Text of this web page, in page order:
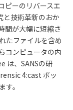
ピーのリバースエ
と技術革新のおか
間が大幅に短縮さ
たファイルを含め
コンピュータの内
は、SANSの研
4:cast ポッ
。